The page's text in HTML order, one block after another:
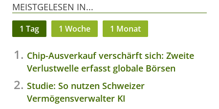
MEISTGELESEN IN...
1 Tag 1 Woche 1 Monat
Chip-Ausverkauf verschärft sich: Zweite
Verlustwelle erfasst globale Börsen
Studie: So nutzen Schweizer
Vermögensverwalter KI